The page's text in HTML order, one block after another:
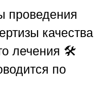
проведения
качества
лечения 🛠️
по